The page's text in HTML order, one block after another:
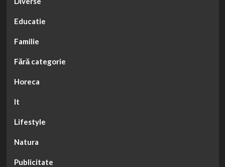
Educatie
Familie
Fără categorie
Horeca
It
Lifestyle
Natura
Publicitate